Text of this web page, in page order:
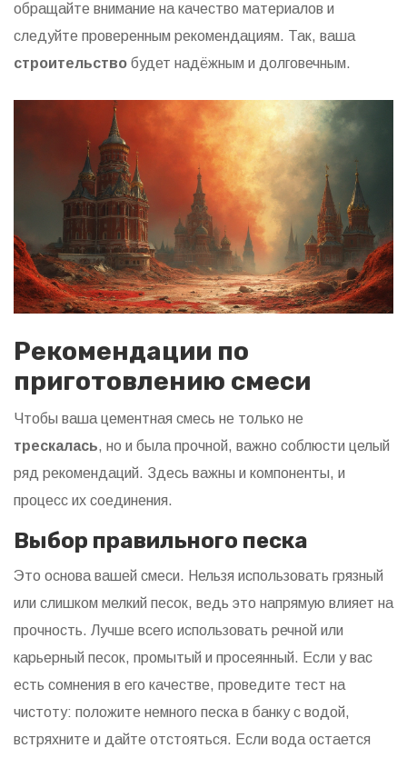
обращайте внимание на качество материалов и
следуйте проверенным рекомендациям. Так, ваша
строительство будет надёжным и долговечным.
Рекомендации по
приготовлению смеси
Чтобы ваша цементная смесь не только не
трескалась, но и была прочной, важно соблюсти целый
ряд рекомендаций. Здесь важны и компоненты, и
процесс их соединения.
Выбор правильного песка
Это основа вашей смеси. Нельзя использовать грязный
или слишком мелкий песок, ведь это напрямую влияет на
прочность. Лучше всего использовать речной или
карьерный песок, промытый и просеянный. Если у вас
есть сомнения в его качестве, проведите тест на
чистоту: положите немного песка в банку с водой,
встряхните и дайте отстояться. Если вода остается